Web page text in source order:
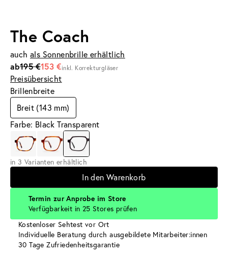
The Coach
auch als Sonnenbrille erhältlich
ab195 €153 €inkl. Korrekturgläser
Preisübersicht
Brillenbreite
Breit (143 mm)
Farbe: Black Transparent
in 3 Varianten erhältlich
In den Warenkorb
Termin zur Anprobe im Store
Verfügbarkeit in 25 Stores prüfen
Kostenloser Sehtest vor Ort
Individuelle Beratung durch ausgebildete Mitarbeiter:innen
30 Tage Zufriedenheitsgarantie